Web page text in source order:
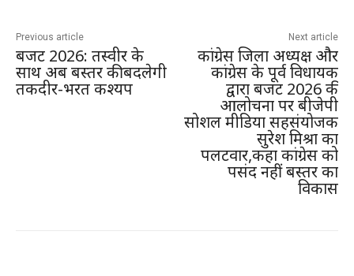
Previous article
बजट 2026: तस्वीर के
साथ अब बस्तर की बदलेगी
तकदीर-भरत कश्यप
Next article
कांग्रेस जिला अध्यक्ष और
कांग्रेस के पूर्व विधायक
द्वारा बजट 2026 की
आलोचना पर बीजेपी
सोशल मीडिया सहसंयोजक
सुरेश मिश्रा का
पलटवार,कहा कांग्रेस को
पसंद नहीं बस्तर का
विकास